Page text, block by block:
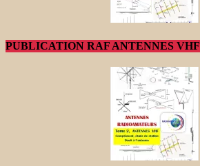
PUBLICATION RAF ANTENNES VHF